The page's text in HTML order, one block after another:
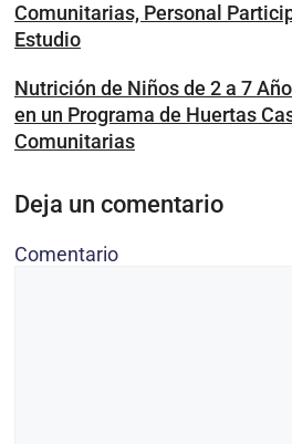
Comunitarias, Personal
Estudio
Nutrición de Niños de 2 a 7
en un Programa de Huertas
Comunitarias
Deja un comentario
Comentario